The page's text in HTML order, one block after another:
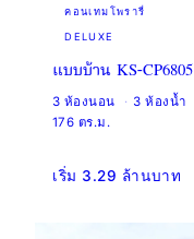
คอนเทมโพรารี่
DELUXE
แบบบ้าน KS-CP6805
3 ห้องนอน
3 ห้องน้ำ
176 ตร.ม.
เริ่ม 3.29 ล้านบาท